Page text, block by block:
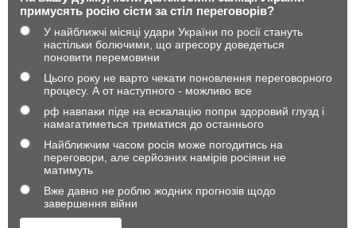
примусять росію сісти за стіл переговорів?
У найближчі місяці удари України по росії стануть
настільки болючими, що агресору доведеться
поновити перемовини
Цього року не варто чекати поновлення переговорного
процесу. А от наступного - можливо все
рф навпаки піде на ескалацію попри здоровий глузд і
намагатиметься триматися до останнього
Найближчим часом росія може погодитись на
переговори, але серйозних намірів росіяни не
матимуть
Вже давно не роблю жодних прогнозів щодо
завершення війни